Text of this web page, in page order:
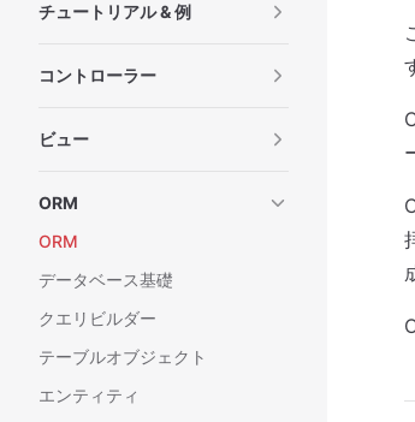
チュートリアル & 例
コントローラー
ビュー
ORM
ORM
データベース基礎
クエリビルダー
テーブルオブジェクト
エンティティ